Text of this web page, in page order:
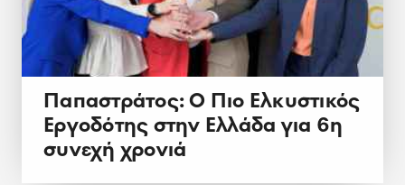
Παπαστράτος: Ο Πιο Ελκυστικός
Εργοδότης στην Ελλάδα για 6η
συνεχή χρονιά